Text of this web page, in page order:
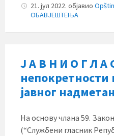
21. јул 2022. објавио
ОБАВЈЕШТЕЊА
Ј А В Н И О Г Л А
непокретности
јавног
На основу члана 59.
(“Службени гласник